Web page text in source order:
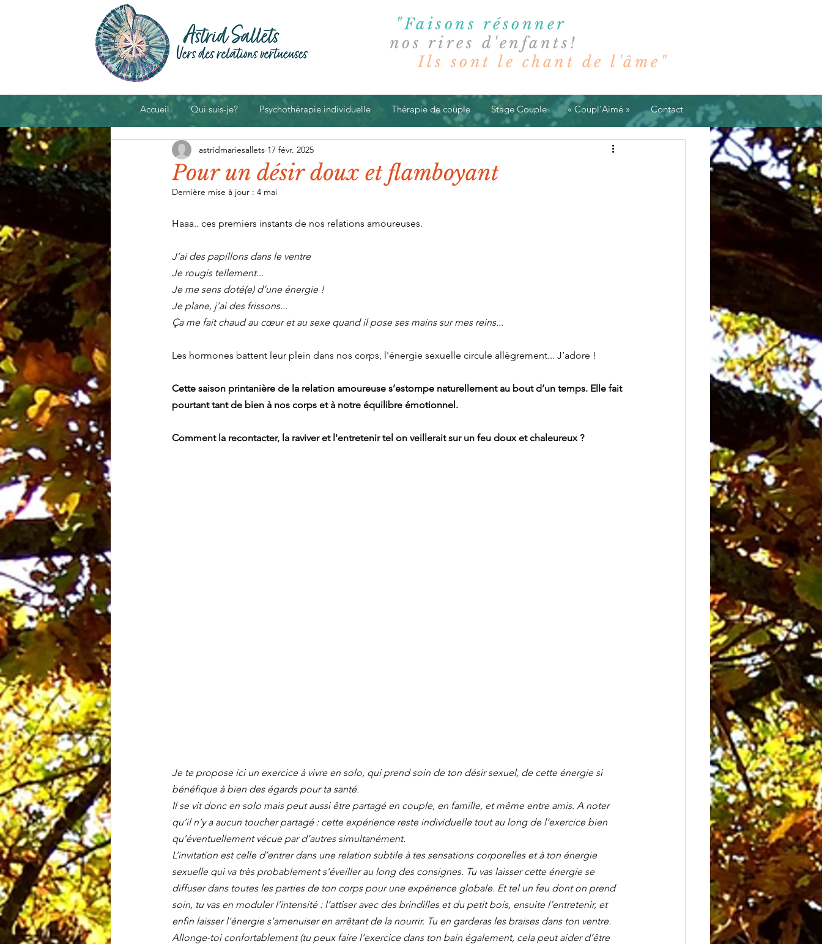
"Faisons résonner
nos rires d'enfants!
Ils sont le chant de l'âme"
Accueil Qui suis-je? Psychothérapie individuelle Thérapie de couple Stage Couple « Coupl'Aimé » Contact
Pour un désir doux et flamboyant
astridmariesallets 17 févr. 2025
Dernière mise à jour : 4 mai
Haaa.. ces premiers instants de nos relations amoureuses.
J’ai des papillons dans le ventre
Je rougis tellement...
Je me sens doté(e) d’une énergie !
Je plane, j’ai des frissons...
Ça me fait chaud au cœur et au sexe quand il pose ses mains sur mes reins...
Les hormones battent leur plein dans nos corps, l'énergie sexuelle circule allègrement... J’adore !
Cette saison printanière de la relation amoureuse s’estompe naturellement au bout d’un temps. Elle fait
pourtant tant de bien à nos corps et à notre équilibre émotionnel.
Comment la recontacter, la raviver et l'entretenir tel on veillerait sur un feu doux et chaleureux ?
Je te propose ici un exercice à vivre en solo, qui prend soin de ton désir sexuel, de cette énergie si
bénéfique à bien des égards pour ta santé.
Il se vit donc en solo mais peut aussi être partagé en couple, en famille, et même entre amis. A noter
qu’il n’y a aucun toucher partagé : cette expérience reste individuelle tout au long de l’exercice bien
qu’éventuellement vécue par d’autres simultanément.
L’invitation est celle d’entrer dans une relation subtile à tes sensations corporelles et à ton énergie
sexuelle qui va très probablement s’éveiller au long des consignes. Tu vas laisser cette énergie se
diffuser dans toutes les parties de ton corps pour une expérience globale. Et tel un feu dont on prend
soin, tu vas en moduler l’intensité : l’attiser avec des brindilles et du petit bois, ensuite l’entretenir, et
enfin laisser l'énergie s’amenuiser en arrêtant de la nourrir. Tu en garderas les braises dans ton ventre.
Allonge-toi confortablement (tu peux faire l’exercice dans ton bain également, cela peut aider d’être